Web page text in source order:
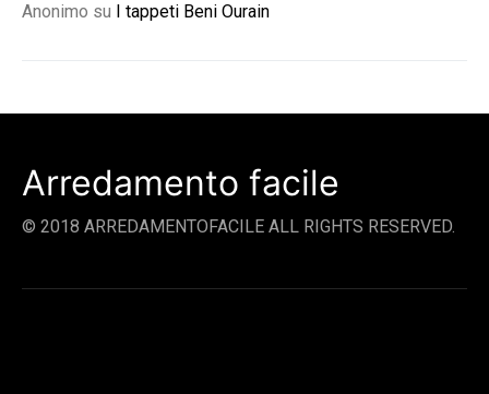
Anonimo su I tappeti Beni Ourain
Arredamento facile
© 2018 ARREDAMENTOFACILE ALL RIGHTS RESERVED.